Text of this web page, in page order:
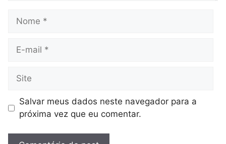
Nome
Site
Salvar meus dados neste navegador para a
próxima vez que eu comentar.